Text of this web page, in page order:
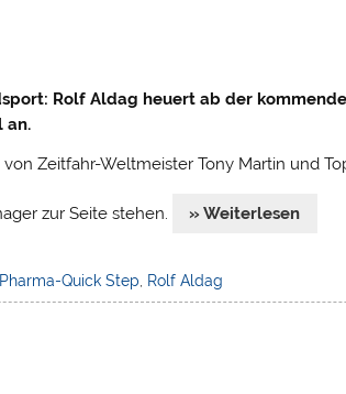
Rolf Aldag heuert ab der
an.
Zeitfahr-Weltmeister Tony Martin und
zur Seite stehen. » Weiterlesen
Quick Step Rolf Aldag